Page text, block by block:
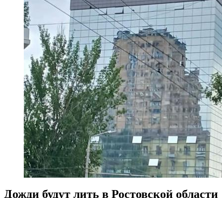
Дожди будут лить в Ростовской области